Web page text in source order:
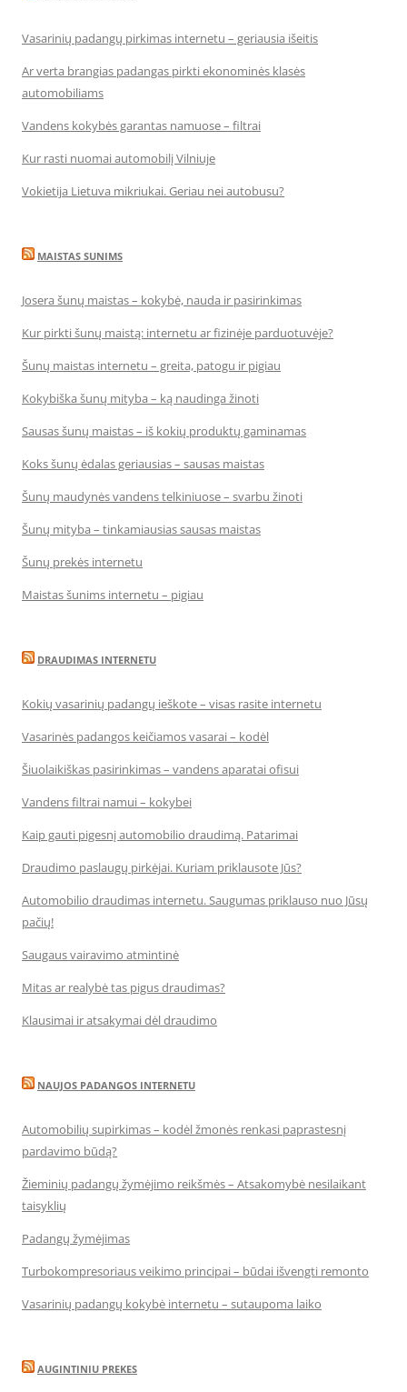
Vasarinių padangų pirkimas internetu – geriausia išeitis
Ar verta brangias padangas pirkti ekonominės klasės
automobiliams
Vandens kokybės garantas namuose – filtrai
Kur rasti nuomai automobilį Vilniuje
Vokietija Lietuva mikriukai. Geriau nei autobusu?
MAISTAS SUNIMS
Josera šunų maistas – kokybė, nauda ir pasirinkimas
Kur pirkti šunų maistą: internetu ar fizinėje parduotuvėje?
Šunų maistas internetu – greita, patogu ir pigiau
Kokybiška šunų mityba – ką naudinga žinoti
Sausas šunų maistas – iš kokių produktų gaminamas
Koks šunų ėdalas geriausias – sausas maistas
Šunų maudynės vandens telkiniuose – svarbu žinoti
Šunų mityba – tinkamiausias sausas maistas
Šunų prekės internetu
Maistas šunims internetu – pigiau
DRAUDIMAS INTERNETU
Kokių vasarinių padangų ieškote – visas rasite internetu
Vasarinės padangos keičiamos vasarai – kodėl
Šiuolaikiškas pasirinkimas – vandens aparatai ofisui
Vandens filtrai namui – kokybei
Kaip gauti pigesnį automobilio draudimą. Patarimai
Draudimo paslaugų pirkėjai. Kuriam priklausote Jūs?
Automobilio draudimas internetu. Saugumas priklauso nuo Jūsų
pačių!
Saugaus vairavimo atmintinė
Mitas ar realybė tas pigus draudimas?
Klausimai ir atsakymai dėl draudimo
NAUJOS PADANGOS INTERNETU
Automobilių supirkimas – kodėl žmonės renkasi paprastesnį
pardavimo būdą?
Žieminių padangų žymėjimo reikšmės – Atsakomybė nesilaikant
taisyklių
Padangų žymėjimas
Turbokompresoriaus veikimo principai – būdai išvengti remonto
Vasarinių padangų kokybė internetu – sutaupoma laiko
AUGINTINIU PREKES